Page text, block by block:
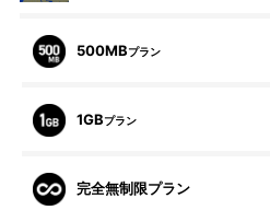
500MBプラン
1GBプラン
完全無制限プラン